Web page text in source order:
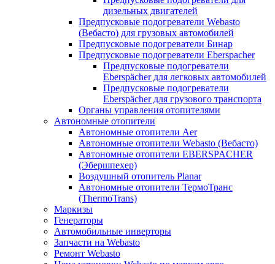
дизельных двигателей
Предпусковые подогреватели Webasto
(Вебасто) для грузовых автомобилей
Предпусковые подогреватели Бинар
Предпусковые подогреватели Eberspacher
Предпусковые подогреватели
Eberspächer для легковых автомобилей
Предпусковые подогреватели
Eberspächer для грузового транспорта
Органы управления отопителями
Автономные отопители
Автономные отопители Аer
Автономные отопители Webasto (Вебасто)
Автономные отопители EBERSPACHER
(Эбершпехер)
Воздушный отопитель Planar
Автономные отопители ТермоТранс
(ThermoTrans)
Маркизы
Генераторы
Автомобильные инверторы
Запчасти на Webasto
Ремонт Webasto